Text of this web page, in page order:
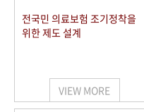
50+1 주년 기념
세계와 함께 한 KIHASA
전국민 의료보험 조기정착을
위한 제도 설계
VIEW MORE